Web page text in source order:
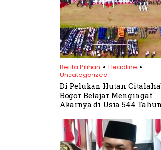
Berita Pilihan . Headline .
Uncategorized
Di Pelukan Hutan
Bogor Belajar Mengingat
Akarnya di Usia 544 Tahun